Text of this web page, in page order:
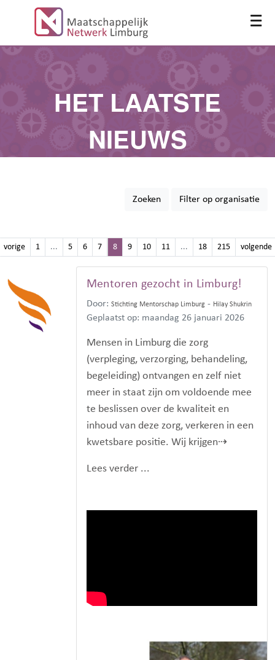
≡
HET LAATSTE
NIEUWS
Zoeken Filter op organisatie
vorige 1 ... 5 6 7 8 9 10 11 ... 18 215 volgende
Mentoren gezocht in Limburg!
Door: Stichting Mentorschap Limburg - Hilay Shukrin
Geplaatst op: maandag 26 januari 2026
Mensen in Limburg die zorg
(verpleging, verzorging, behandeling,
begeleiding) ontvangen en zelf niet
meer in staat zijn om voldoende mee
te beslissen over de kwaliteit en
inhoud van deze zorg, verkeren in een
kwetsbare positie. Wij krijgen⇢
Lees verder ...